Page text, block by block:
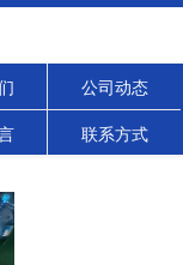
公司动态
联系方式